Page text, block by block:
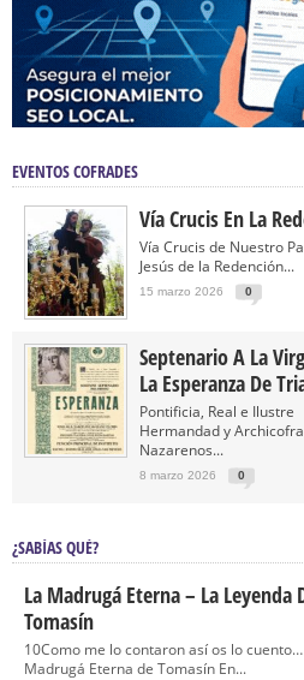
EVENTOS COFRADES
Vía Crucis En La
Vía Crucis de Nuestro
Jesús de la Redención...
15 marzo 2026 0
Septenario A La
La Esperanza De
Pontificia, Real e Ilustre
Hermandad y
Nazarenos...
8 marzo 2026 0
¿SABÍAS QUÉ?
La Madrugá Eterna – La Leyenda
Tomasín
10Como me lo contaron así os lo cuento…
Madrugá Eterna de Tomasín En...